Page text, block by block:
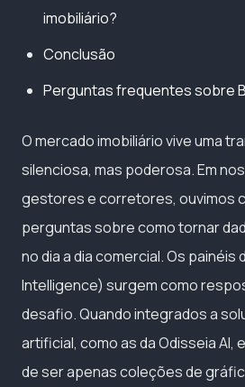
imobiliário?
Conclusão
Perguntas frequentes sobre
O mercado imobiliário vive uma
silenciosa, mas poderosa. Em
gestores e corretores, ouvimos
perguntas sobre como tornar
no dia a dia comercial. Os painéis
Intelligence) surgem como
desafio. Quando integrados a
artificial, como as da Odisseia AI,
de ser apenas coleções de